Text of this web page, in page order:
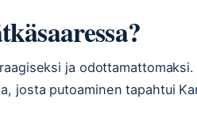
ja odottamattomaksi.
josta putoaminen tapahtui